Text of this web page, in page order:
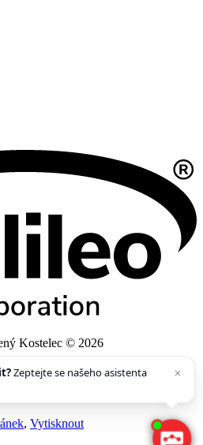
Kostelec © 2026
s.r.o.
, Vytisknout
Zeptejte se našeho asistenta